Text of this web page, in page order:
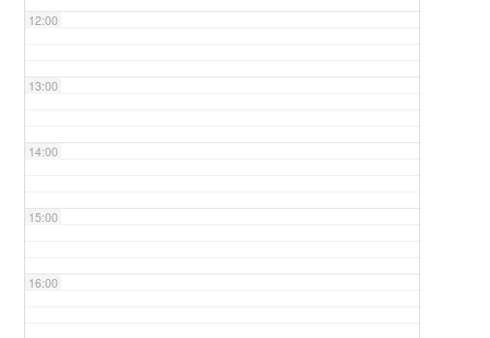
12:00
13:00
14:00
15:00
16:00